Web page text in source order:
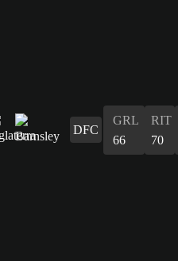
DFC
GRL
66
RIT
70